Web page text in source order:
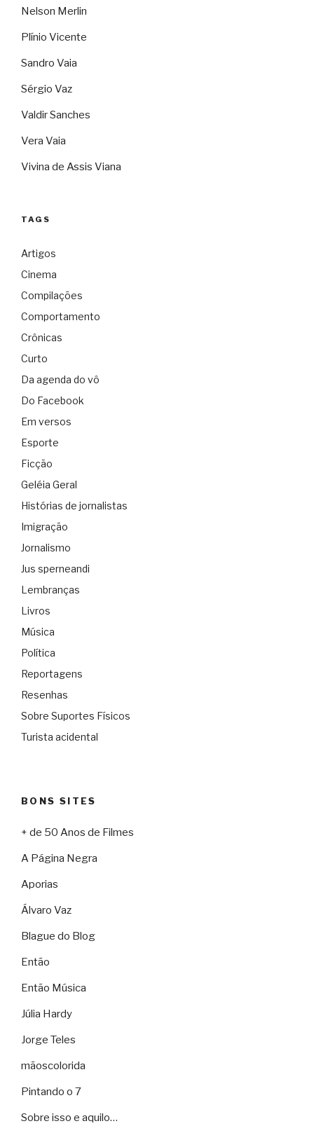
Nelson Merlin
Plínio Vicente
Sandro Vaia
Sérgio Vaz
Valdir Sanches
Vera Vaia
Vivina de Assis Viana
TAGS
Artigos
Cinema
Compilações
Comportamento
Crônicas
Curto
Da agenda do vô
Do Facebook
Em versos
Esporte
Ficção
Geléia Geral
Histórias de jornalistas
Imigração
Jornalismo
Jus sperneandi
Lembranças
Livros
Música
Política
Reportagens
Resenhas
Sobre Suportes Físicos
Turista acidental
BONS SITES
+ de 50 Anos de Filmes
A Página Negra
Aporias
Álvaro Vaz
Blague do Blog
Então
Então Música
Júlia Hardy
Jorge Teles
mãoscolorida
Pintando o 7
Sobre isso e aquilo…